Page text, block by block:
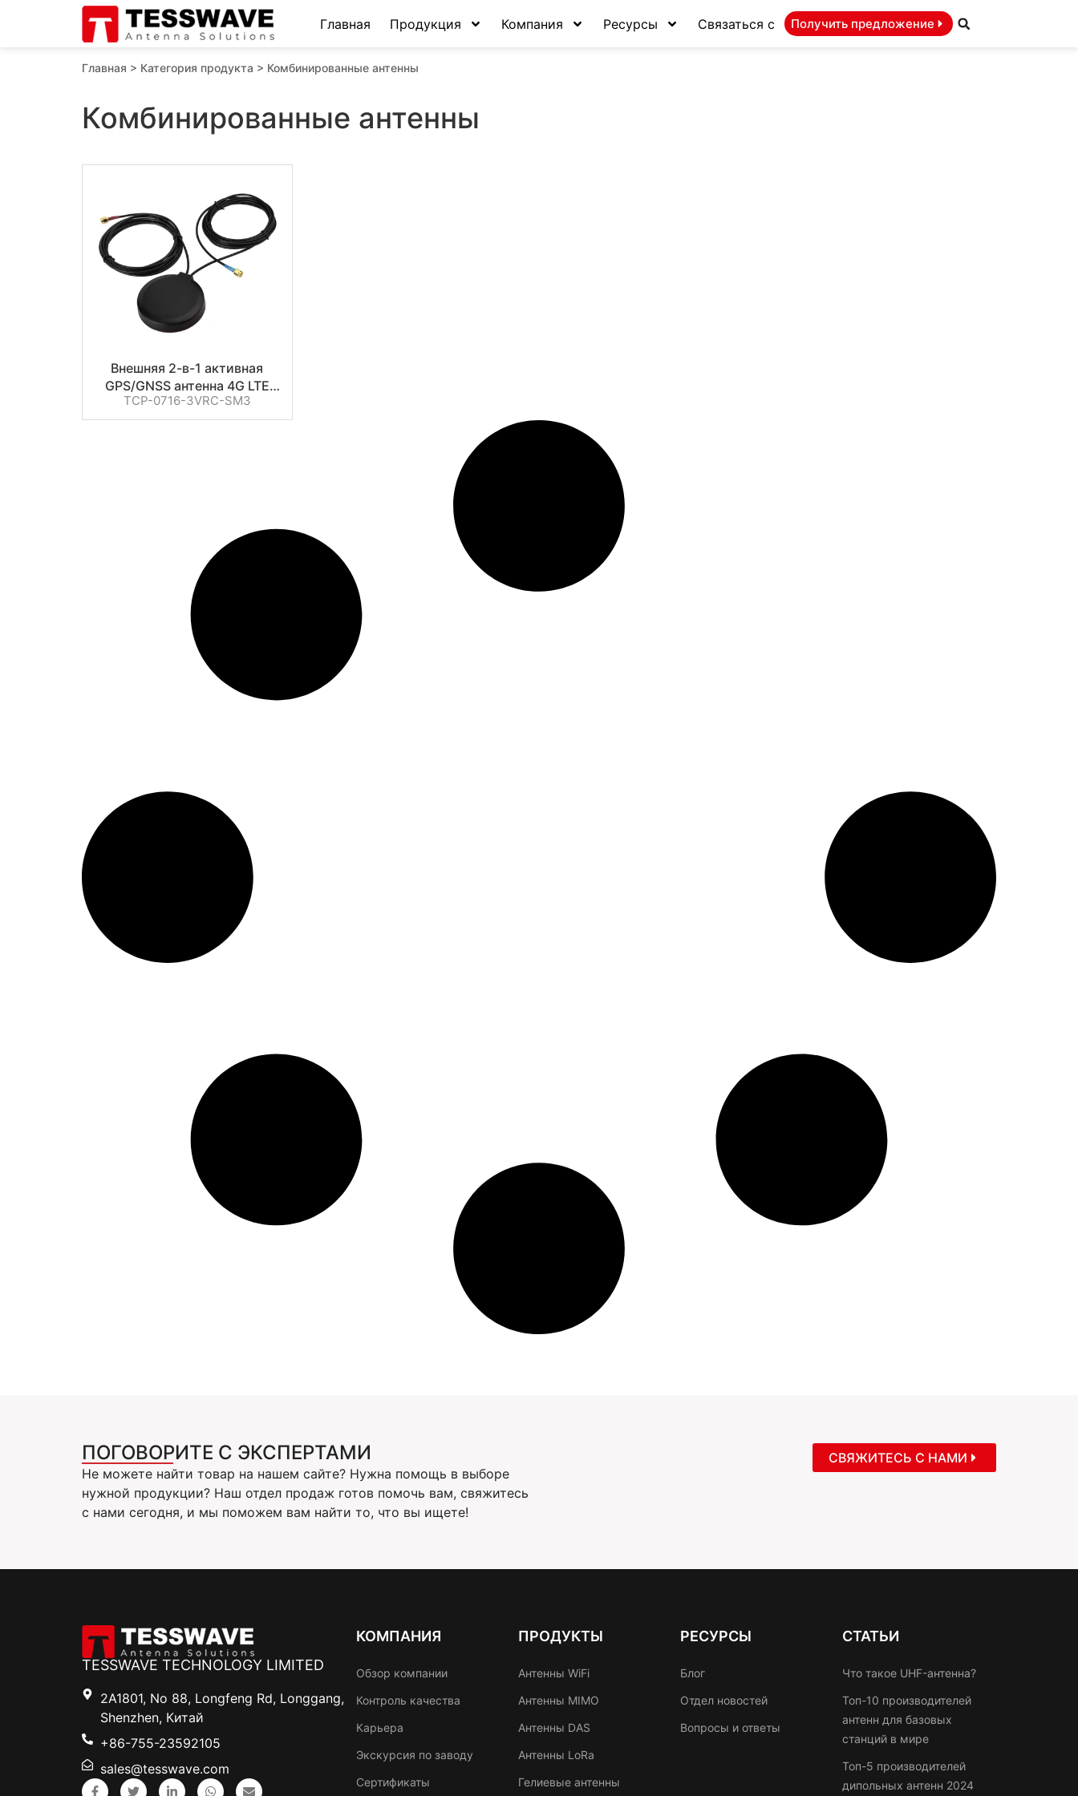
Главная Продукция Компания Ресурсы Связаться с Получить предложение
Главная > Категория продукта > Комбинированные антенны
Комбинированные антенны
Внешняя 2-в-1 активная
GPS/GNSS антенна 4G LTE
SMA Combo 698-
2700/1575.42MHz
TCP-0716-3VRC-SM3
ПОГОВОРИТЕ С ЭКСПЕРТАМИ
Не можете найти товар на нашем сайте? Нужна помощь в выборе
нужной продукции? Наш отдел продаж готов помочь вам, свяжитесь
с нами сегодня, и мы поможем вам найти то, что вы ищете!
СВЯЖИТЕСЬ С НАМИ
TESSWAVE TECHNOLOGY LIMITED
2A1801, No 88, Longfeng Rd, Longgang,
Shenzhen, Китай
+86-755-23592105
sales@tesswave.com
КОМПАНИЯ
Обзор компании
Контроль качества
Карьера
Экскурсия по заводу
Сертификаты
ПРОДУКТЫ
Антенны WiFi
Антенны MIMO
Антенны DAS
Антенны LoRa
Гелиевые антенны
РЕСУРСЫ
Блог
Отдел новостей
Вопросы и ответы
СТАТЬИ
Что такое UHF-антенна?
Топ-10 производителей
антенн для базовых
станций в мире
Топ-5 производителей
дипольных антенн 2024